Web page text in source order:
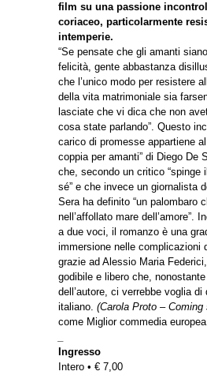
film su una passione
coriaceo, particolarmente
intemperie.
“Se pensate che gli amanti
felicità, gente abbastanza
che l’unico modo per resistere
della vita matrimoniale sia
lasciate che vi dica che non
cosa state parlando”. Questo
carico di promesse appartiene al
coppia per amanti” di Diego De
che, secondo un critico “spinge
sé” e che invece un giornalista
Sera ha definito “un palombaro
nell’affollato mare dell’amore”.
a due voci, il romanzo è una
immersione nelle complicazioni
grazie ad Alessio Maria
godibile e libero che,
dell’autore, ci verrebbe voglia di
italiano. (Carola Proto – Coming
come Miglior commedia
Ingresso
Intero • € 7,00